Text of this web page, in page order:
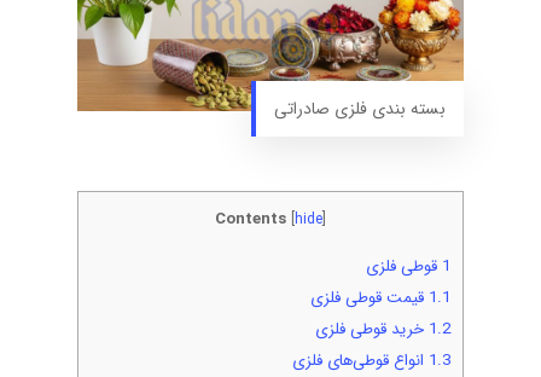
بسته بندی فلزی صادراتی
Contents [hide]
1 قوطی فلزی
1.1 قیمت قوطی فلزی
1.2 خرید قوطی فلزی
1.3 انواع قوطی‌های فلزی